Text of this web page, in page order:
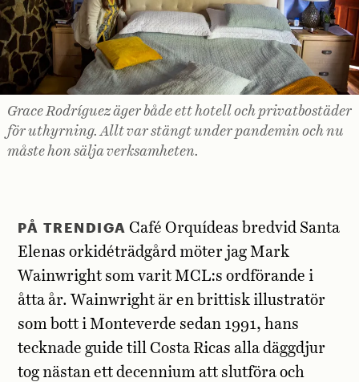
Grace Rodríguez äger både ett hotell och privatbostäder
för uthyrning. Allt var stängt under pandemin och nu
måste hon sälja verksamheten.
PÅ TRENDIGA Café Orquídeas bredvid Santa
Elenas orkidéträdgård möter jag Mark
Wainwright som varit MCL:s ordförande i
åtta år. Wainwright är en brittisk illustratör
som bott i Monteverde sedan 1991, hans
tecknade guide till Costa Ricas alla däggdjur
tog nästan ett decennium att slutföra och